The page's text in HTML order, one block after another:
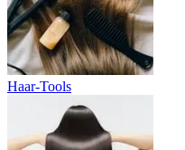
Haar-Tools